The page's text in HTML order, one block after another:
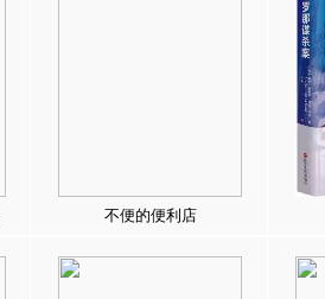
不便的便利店